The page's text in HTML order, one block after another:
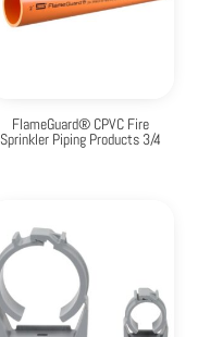
FlameGuard® CPVC Fire
Sprinkler Piping Products 3/4